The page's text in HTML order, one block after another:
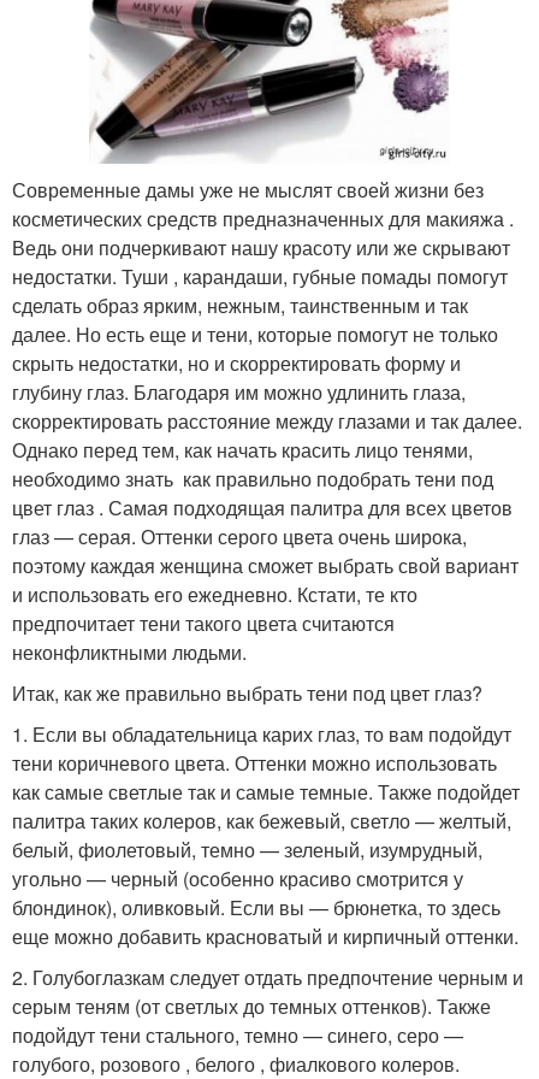
Современные дамы уже не мыслят своей жизни без
косметических средств предназначенных для макияжа .
Ведь они подчеркивают нашу красоту или же скрывают
недостатки. Туши , карандаши, губные помады помогут
сделать образ ярким, нежным, таинственным и так
далее. Но есть еще и тени, которые помогут не только
скрыть недостатки, но и скорректировать форму и
глубину глаз. Благодаря им можно удлинить глаза,
скорректировать расстояние между глазами и так далее.
Однако перед тем, как начать красить лицо тенями,
необходимо знать как правильно подобрать тени под
цвет глаз . Самая подходящая палитра для всех цветов
глаз — серая. Оттенки серого цвета очень широка,
поэтому каждая женщина сможет выбрать свой вариант
и использовать его ежедневно. Кстати, те кто
предпочитает тени такого цвета считаются
неконфликтными людьми.
Итак, как же правильно выбрать тени под цвет глаз?
1. Если вы обладательница карих глаз, то вам подойдут
тени коричневого цвета. Оттенки можно использовать
как самые светлые так и самые темные. Также подойдет
палитра таких колеров, как бежевый, светло — желтый,
белый, фиолетовый, темно — зеленый, изумрудный,
угольно — черный (особенно красиво смотрится у
блондинок), оливковый. Если вы — брюнетка, то здесь
еще можно добавить красноватый и кирпичный оттенки.
2. Голубоглазкам следует отдать предпочтение черным и
серым теням (от светлых до темных оттенков). Также
подойдут тени стального, темно — синего, серо —
голубого, розового , белого , фиалкового колеров.